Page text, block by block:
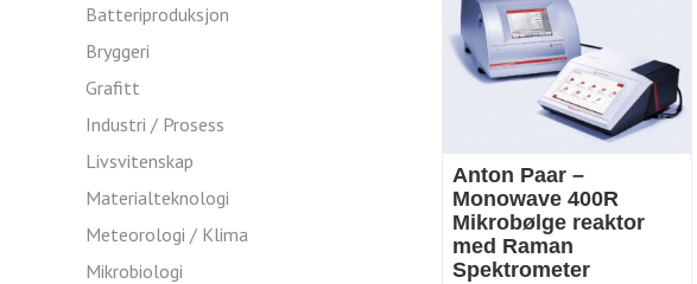
Batteriproduksjon
Bryggeri
Grafitt
Industri / Prosess
Livsvitenskap
Materialteknologi
Meteorologi / Klima
Mikrobiologi
Anton Paar –
Monowave 400R
Mikrobølge reaktor
med Raman
Spektrometer